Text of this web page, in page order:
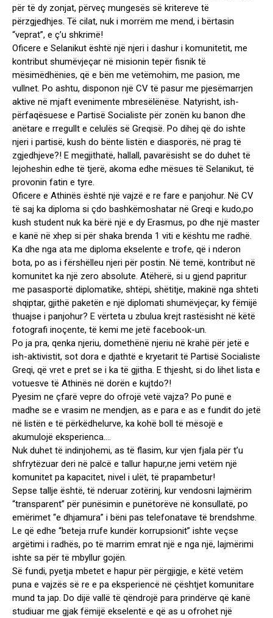
për të dy zonjat, përveç mungesës së kritereve të
përzgjedhjes. Të cilat, nuk i morrëm me mend, i bërtasin
“veprat”, e ç’u shkrimë!
Oficere e Selanikut është një njeri i dashur i komunitetit, me
kontribut shumëvjeçar në misionin tepër fisnik të
mësimëdhënies, që e bën me vetëmohim, me pasion, me
vullnet. Po ashtu, disponon një CV të pasur me pjesëmarrjen
aktive në mjaft evenimente mbresëlënëse. Natyrisht, ish-
përfaqësuese e Partisë Socialiste për zonën ku banon dhe
anëtare e rregullt e celulës së Greqisë. Po dihej që do ishte
njeri i partisë, kush do bënte listën e diasporës, në prag të
zgjedhjeve?! E megjithatë, hallall, pavarësisht se do duhet të
lejoheshin edhe të tjerë, akoma edhe mësues të Selanikut, të
provonin fatin e tyre.
Oficere e Athinës është një vajzë e re fare e panjohur. Në CV
të saj ka diploma si çdo bashkëmoshatar në Greqi e kudo,po
kush student nuk ka bërë një e dy Erasmus, po dhe një master
e kanë në xhep si për shaka brenda 1 viti e kështu me radhë.
Ka dhe nga ata me diploma ekselente e trofe, që i nderon
bota, po as i fërshëlleu njeri për postin. Në temë, kontribut në
komunitet ka një zero absolute. Atëherë, si u gjend papritur
me pasasportë diplomatike, shtëpi, shëtitje, makinë nga shteti
shqiptar, gjithë paketën e një diplomati shumëvjeçar, ky fëmijë
thuajse i panjohur? E vërteta u zbulua krejt rastësisht në këtë
fotografi inoçente, të kemi me jetë facebook-un.
Po ja pra, qenka njeriu, domethënë njeriu në krahë për jetë e
ish-aktivistit, sot dora e djathtë e kryetarit të Partisë Socialiste
Greqi, që vret e pret se i ka të gjitha. E thjesht, si do lihet lista e
votuesve të Athinës në dorën e kujtdo?!
Pyesim ne çfarë vepre do ofrojë vetë vajza? Po punë e
madhe se e vrasim ne mendjen, as e para e as e fundit do jetë
në listën e të përkëdhelurve, ka kohë boll të mësojë e
akumulojë eksperienca….
Nuk duhet të indinjohemi, as të flasim, kur vjen fjala për t’u
shfrytëzuar deri në palcë e tallur hapur,ne jemi vetëm një
komunitet pa kapacitet, nivel i ulët, të prapambetur!
Sepse tallje është, të nderuar zotërinj, kur vendosni lajmërim
“transparent” për punësimin e punëtorëve në konsullatë, po
emërimet “e dhjamura” i bëni pas telefonatave të brendshme.
Le që edhe “beteja rrufe kundër korrupsionit” ishte veçse
argëtimi i radhës, po të marrim emrat një e nga një, lajmërimi
ishte sa për të mbyllur gojën.
Së fundi, pyetja mbetet e hapur për përgjigje, e këtë vetëm
puna e vajzës së re e pa eksperiencë në çështjet komunitare
mund ta jap. Do dijë vallë të qëndrojë para prindërve që kanë
studiuar me gjak fëmijë ekselentë e që as u ofrohet një